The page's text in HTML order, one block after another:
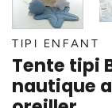
TIPI ENFANT
Tente tipi
nautique